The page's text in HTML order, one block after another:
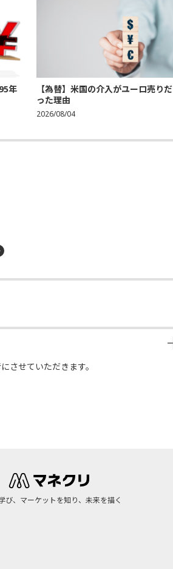
年
【為替】米国の介入がユーロ売りだ
った理由
2026/08/04
させていただきます。
び、マーケットを知り、未来を描く